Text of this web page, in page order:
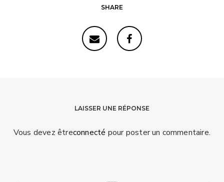
SHARE
LAISSER UNE RÉPONSE
Vous devez êtreconnecté pour poster un commentaire.